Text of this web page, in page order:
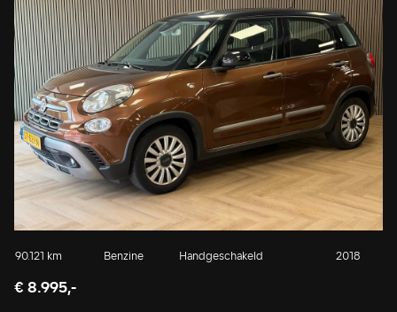
90.121 km Benzine Handgeschakeld 2018
€ 8.995,-